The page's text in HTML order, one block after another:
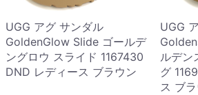
UGG アグ サンダル
GoldenGlow Slide ゴールデ
ングロウ スライド 1167430
DND レディース ブラウン
UGG
ルデン
グ
ス ブ